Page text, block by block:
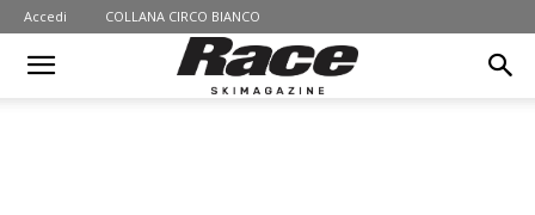
Accedi COLLANA CIRCO BIANCO